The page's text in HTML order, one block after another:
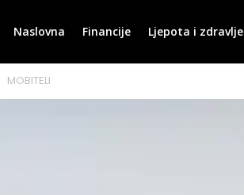
Naslovna Financije Ljepota i zdravlje